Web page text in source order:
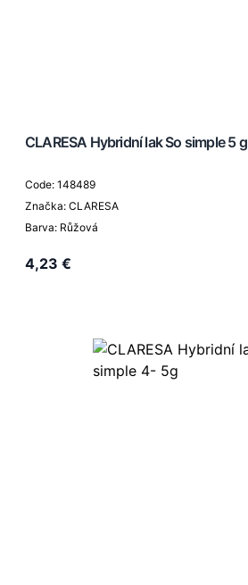
CLARESA Hybridní lak So simple 5 g
Code: 148489
Značka: CLARESA
Barva: Růžová
4,23 €